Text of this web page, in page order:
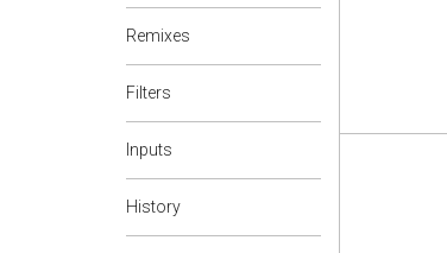
Remixes
Filters
Inputs
History